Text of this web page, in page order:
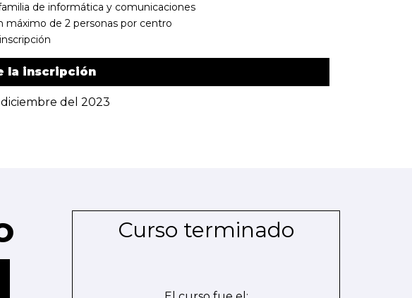
de informática y comunicaciones
máximo de 2 personas por centro
la inscripción
del 2023
Curso terminado